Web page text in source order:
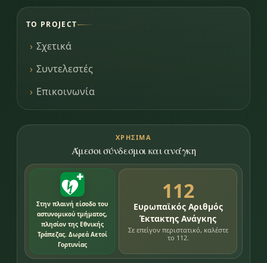
ΤΟ PROJECT
Σχετικά
Συντελεστές
Επικοινωνία
ΧΡΉΣΙΜΑ
Άμεσοι σύνδεσμοι και ανάγκη
Στην πλαινή είσοδο του
αστυνομικού τμήματος,
πλησίον της Εθνικής
Τράπεζας. Δωρεά Αετοί
Γορτυνίας
112
Ευρωπαϊκός Αριθμός
Έκτακτης Ανάγκης
Σε επείγον περιστατικό, καλέστε
το 112.